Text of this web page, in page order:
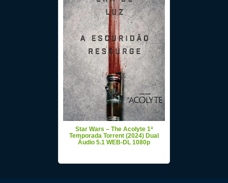
Star Wars – The Acolyte 1ª
Temporada Torrent (2024) Dual
Áudio 5.1 WEB-DL 1080p